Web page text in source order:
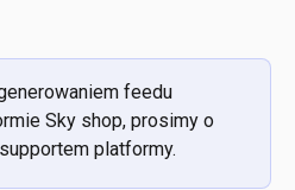
feedu
Sky shop, prosimy o
platformy.